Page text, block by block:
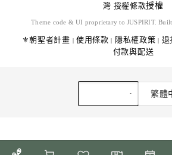
灣 授權條款授權
Theme code & UI proprietary to JUSPIRIT.
⚜️朝聖者計畫 | 使用條款 | 隱私權政策 | 退
付款與配送